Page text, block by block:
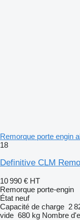
Remorque porte engin
18
Definitive CLM
10 990 € HT
Remorque porte-engin
État neuf
Capacité de charge 2
vide 680 kg Nombre